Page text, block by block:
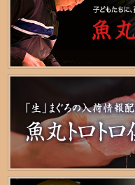
赤身
大間産まぐろ
ギフトセット
目録セット